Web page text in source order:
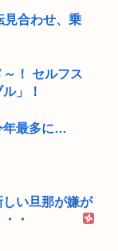
見合わせ、乗
！ セルフス
」！
年最多に…
い旦那が嫌が
・